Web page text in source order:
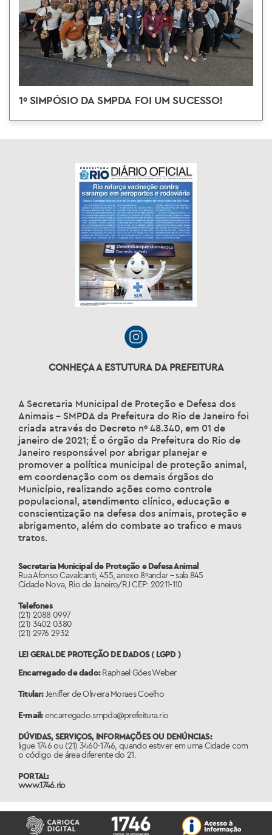
1º SIMPÓSIO DA SMPDA FOI UM SUCESSO!
CONHEÇA A ESTUTURA DA PREFEITURA
A Secretaria Municipal de Proteção e Defesa dos
Animais – SMPDA da Prefeitura do Rio de Janeiro foi
criada através do Decreto nº 48.340, em 01 de
janeiro de 2021; É o órgão da Prefeitura do Rio de
Janeiro responsável por abrigar planejar e
promover a política municipal de proteção animal,
em coordenação com os demais órgãos do
Município, realizando ações como controle
populacional, atendimento clínico, educação e
conscientização na defesa dos animais, proteção e
abrigamento, além do combate ao trafico e maus
tratos.
Secretaria Municipal de Proteção e Defesa Animal
Rua Afonso Cavalcanti, 455, anexo 8ºandar – sala 845
Cidade Nova, Rio de Janeiro/RJ CEP: 20211-110
Telefones
(21) 2088 0997
(21) 3402 0380
(21) 2976 2932
LEI GERAL DE PROTEÇÃO DE DADOS ( LGPD )
Encarregado de dado:Raphael Góes Weber
Titular:Jeniffer de Oliveira Moraes Coelho
E-mail:encarregado.smpda@prefeitura.rio
DÚVIDAS, SERVIÇOS, INFORMAÇÕES OU DENÚNCIAS:
ligue 1746 ou (21) 3460-1746, quando estiver em uma Cidade com
o código de área diferente do 21.
PORTAL:
www.1746.rio